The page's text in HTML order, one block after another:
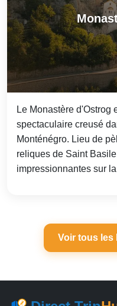
Le Monastère d'Ostrog
spectaculaire creusé
Monténégro. Lieu de
reliques de Saint
impressionnantes sur
Voir tous les